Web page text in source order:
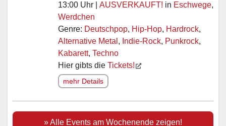
13:00 Uhr | AUSVERKAUFT! in Eschwege,
Werdchen
Genre: Deutschpop, Hip-Hop, Hardrock,
Alternative Metal , Indie-Rock, Punkrock,
Kabarett, Techno
Hier gibts die Tickets!
mehr Details
» Alle Events am Wochenende zeigen!